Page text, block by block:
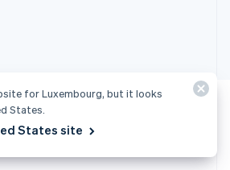
for Luxembourg, but it looks
States.
States site